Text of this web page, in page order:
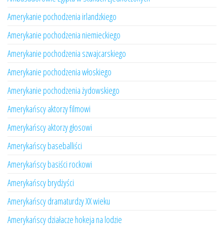
Amerykanie pochodzenia irlandzkiego
Amerykanie pochodzenia niemieckiego
Amerykanie pochodzenia szwajcarskiego
Amerykanie pochodzenia włoskiego
Amerykanie pochodzenia żydowskiego
Amerykańscy aktorzy filmowi
Amerykańscy aktorzy głosowi
Amerykańscy baseballiści
Amerykańscy basiści rockowi
Amerykańscy brydżyści
Amerykańscy dramaturdzy XX wieku
Amerykańscy działacze hokeja na lodzie